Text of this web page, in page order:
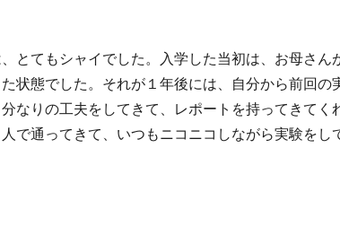
とてもシャイでした。入学した当初は、お母さん
状態でした。それが１年後には、自分から前回の
なりの工夫をしてきて、レポートを持ってきてく
で通ってきて、いつもニコニコしながら実験をし